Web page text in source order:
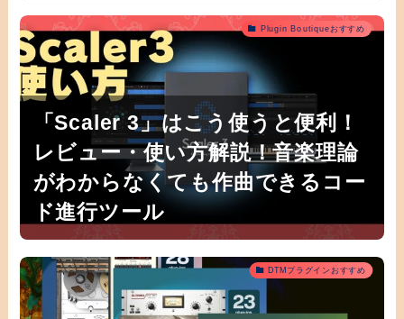
Plugin Boutiqueおすすめ
「Scaler 3」はこう使うと便利！
レビュー・使い方解説！音楽理論
がわからなくても作曲できるコー
ド進行ツール
DTMプラグインおすすめ